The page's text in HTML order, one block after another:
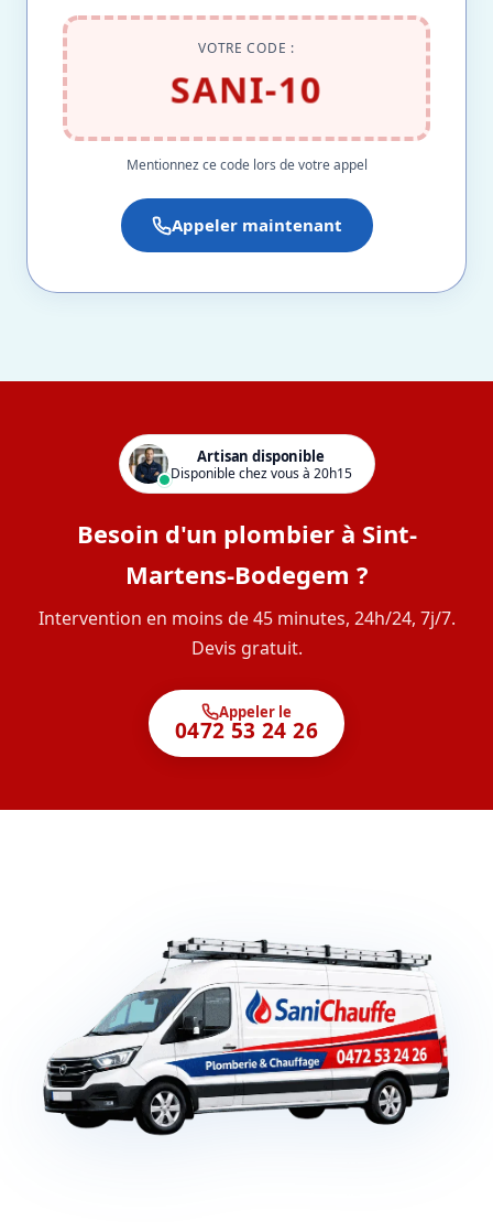
VOTRE CODE :
SANI-10
Mentionnez ce code lors de votre appel
Appeler maintenant
Artisan disponible
Disponible chez vous à 20h15
Besoin d'un plombier à Sint-
Martens-Bodegem ?
Intervention en moins de 45 minutes, 24h/24, 7j/7.
Devis gratuit.
Appeler le
0472 53 24 26